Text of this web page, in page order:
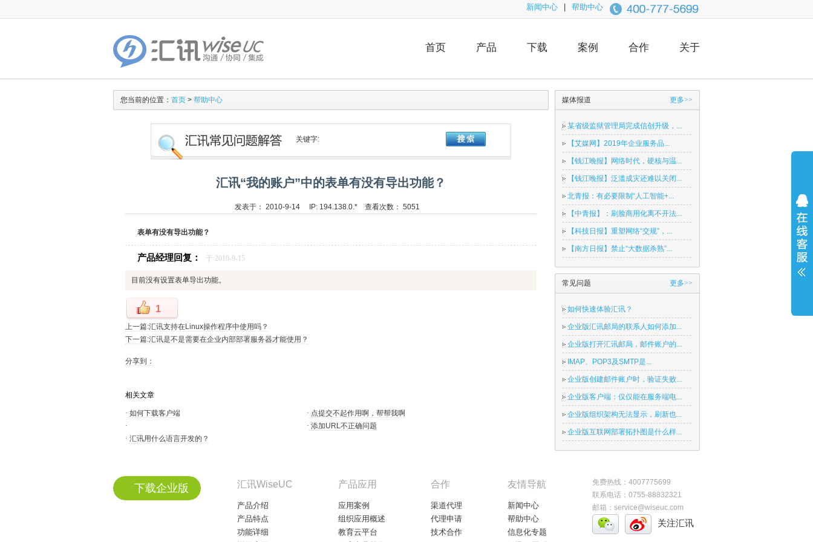
新闻中心 帮助中心
首页 产品 下载 案例 合作 关于
您当前的位置： 首页 > 帮助中心
关键字:
汇讯“我的账户”中的表单有没有导出功能？
发表于： 2010-9-14 IP: 194.138.0.* 查看次数： 5051
表单有没有导出功能？
产品经理回复： 于 2010-9-15
目前没有设置表单导出功能。
1
上一篇:汇讯支持在Linux操作程序中使用吗？
下一篇:汇讯是不是需要在企业内部部署服务器才能使用？
分享到：
相关文章
· 如何下载客户端 · 点提交不起作用啊，帮帮我啊
·
· 添加URL不正确问题
· 汇讯用什么语言开发的？
媒体报道 更多>>
某省级监狱管理局完成信创升级，...
【艾媒网】2019年企业服务品...
【钱江晚报】网络时代，硬核与温...
【钱江晚报】泛滥成灾还难以关闭...
北青报：有必要限制“人工智能+...
【中青报】：刷脸商用化离不开法...
【科技日报】重塑网络“交规”，...
【南方日报】禁止“大数据杀熟”...
常见问题 更多>>
如何快速体验汇讯？
企业版汇讯邮局的联系人如何添加...
企业版打开汇讯邮局，邮件账户的...
IMAP、POP3及SMTP是...
企业版创建邮件账户时，验证失败...
企业版客户端：仅仅能在服务端电...
企业版组织架构无法显示，刷新也...
企业版互联网部署拓扑图是什么样...
下载企业版 汇讯WiseUC
产品介绍
产品特点
功能详细
产品应用
应用案例
组织应用概述
教育云平台
合作
渠道代理
代理申请
技术合作
友情导航
新闻中心
帮助中心
信息化专题
免费热线：4007775699
联系电话：0755-88832321
邮箱：service@wiseuc.com
关注汇讯